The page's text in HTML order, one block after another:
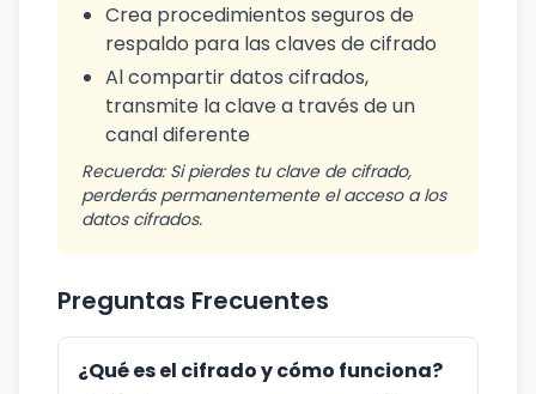
Crea procedimientos seguros de
respaldo para las claves de cifrado
Al compartir datos cifrados,
transmite la clave a través de un
canal diferente
Recuerda: Si pierdes tu clave de cifrado,
perderás permanentemente el acceso a los
datos cifrados.
Preguntas Frecuentes
¿Qué es el cifrado y cómo funciona?